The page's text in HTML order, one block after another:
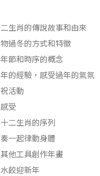
生肖的傳說故事和由來
過冬的方式和特徵
節和時序的概念
的經驗，感受過年的氣氛
活動
受
二生肖的序列
一起律動身體
他工具創作年畫
餃迎新年